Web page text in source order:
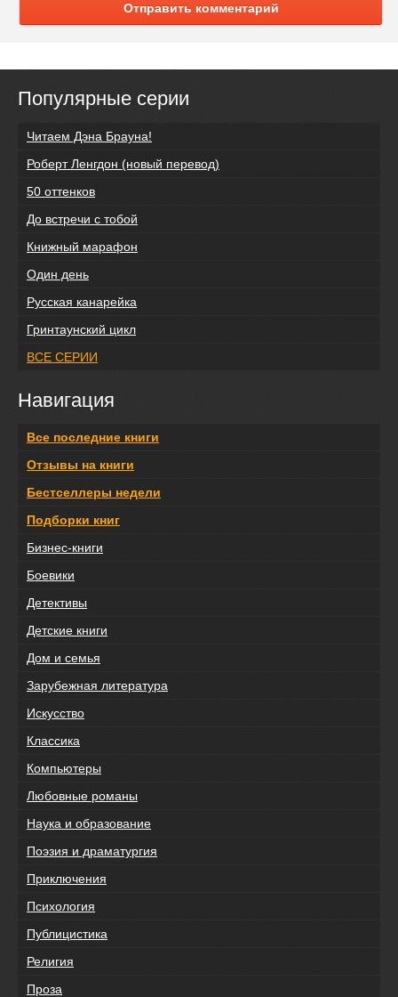
Отправить комментарий
Популярные серии
Читаем Дэна Брауна!
Роберт Ленгдон (новый перевод)
50 оттенков
До встречи с тобой
Книжный марафон
Один день
Русская канарейка
Гринтаунский цикл
ВСЕ СЕРИИ
Навигация
Все последние книги
Отзывы на книги
Бестселлеры недели
Подборки книг
Бизнес-книги
Боевики
Детективы
Детские книги
Дом и семья
Зарубежная литература
Искусство
Классика
Компьютеры
Любовные романы
Наука и образование
Поэзия и драматургия
Приключения
Психология
Публицистика
Религия
Проза